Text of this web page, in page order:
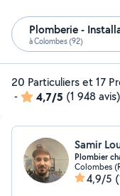
Plomberie -
à Colombes (92)
20 Particuliers et 17
-
4,7/5 (1 948 avis)
Samir
Plombier
Colombes
4,9/5